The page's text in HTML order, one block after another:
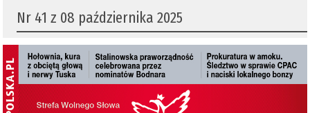
Nr 41 z 08 października 2025